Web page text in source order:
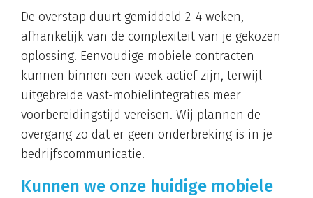
De overstap duurt gemiddeld 2-4 weken,
afhankelijk van de complexiteit van je gekozen
oplossing. Eenvoudige mobiele contracten
kunnen binnen een week actief zijn, terwijl
uitgebreide vast-mobielintegraties meer
voorbereidingstijd vereisen. Wij plannen de
overgang zo dat er geen onderbreking is in je
bedrijfscommunicatie.
Kunnen we onze huidige mobiele